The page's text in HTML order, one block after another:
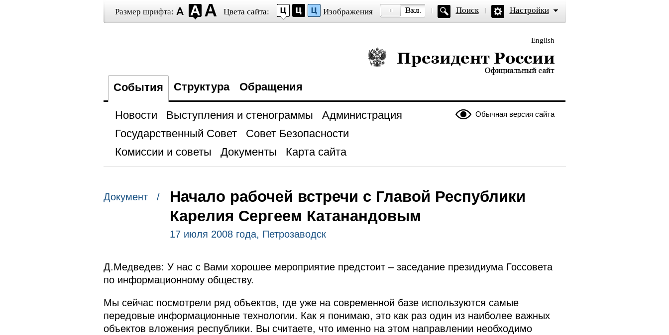
Размер шрифта: Цвета сайта: Изображения Поиск Настройки
English
Президент России — официальный сайт
События Структура Обращения
Обычная версия сайта
Новости Выступления и стенограммы
Администрация
Государственный Совет
Совет Безопасности
Комиссии и советы
Документы Карта сайта
Документ /
Начало рабочей встречи с Главой Республики
Карелия Сергеем Катанандовым
17 июля 2008 года, Петрозаводск
Д.Медведев: У нас с Вами хорошее мероприятие предстоит – заседание президиума Госсовета
по информационному обществу.
Мы сейчас посмотрели ряд объектов, где уже на современной базе используются самые
передовые информационные технологии. Как я понимаю, это как раз один из наиболее важных
объектов вложения республики. Вы считаете, что именно на этом направлении необходимо